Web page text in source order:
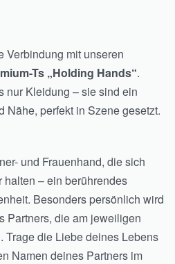
Verbindung mit unseren
Ts „Holding Hands“.
nur Kleidung – sie sind ein
Nähe, perfekt in Szene gesetzt.
und Frauenhand, die sich
– ein berührendes
Besonders persönlich wird
Partners, die am jeweiligen
Trage die Liebe deines Lebens
Namen deines Partners im